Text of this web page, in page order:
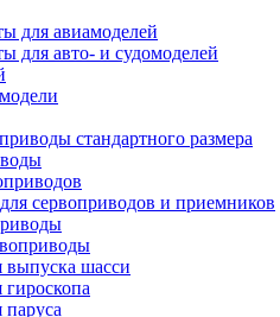
для авиамоделей
для авто- и судомоделей
стандартного размера
сервоприводов и приемников
выпуска шасси